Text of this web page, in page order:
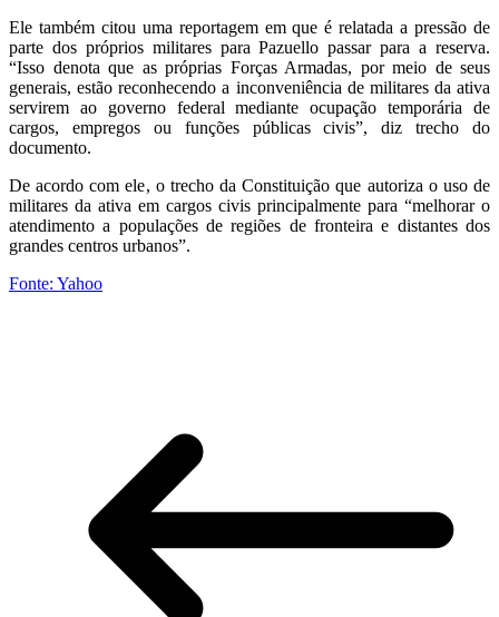
Ele também citou uma reportagem em que é relatada a pressão de
parte dos próprios militares para Pazuello passar para a reserva.
“Isso denota que as próprias Forças Armadas, por meio de seus
generais, estão reconhecendo a inconveniência de militares da ativa
servirem ao governo federal mediante ocupação temporária de
cargos, empregos ou funções públicas civis”, diz trecho do
documento.
De acordo com ele, o trecho da Constituição que autoriza o uso de
militares da ativa em cargos civis principalmente para “melhorar o
atendimento a populações de regiões de fronteira e distantes dos
grandes centros urbanos”.
Fonte: Yahoo